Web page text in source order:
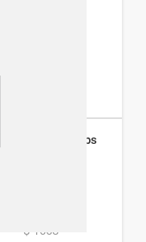
Dirox x 30 cáps
$ 1668